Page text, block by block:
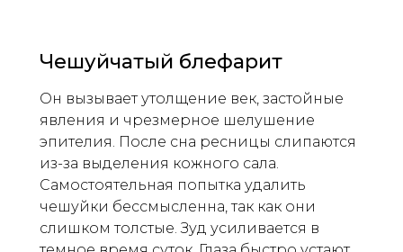
Чешуйчатый блефарит
Он вызывает утолщение век, застойные
явления и чрезмерное шелушение
эпителия. После сна ресницы слипаются
из-за выделения кожного сала.
Самостоятельная попытка удалить
чешуйки бессмысленна, так как они
слишком толстые. Зуд усиливается в